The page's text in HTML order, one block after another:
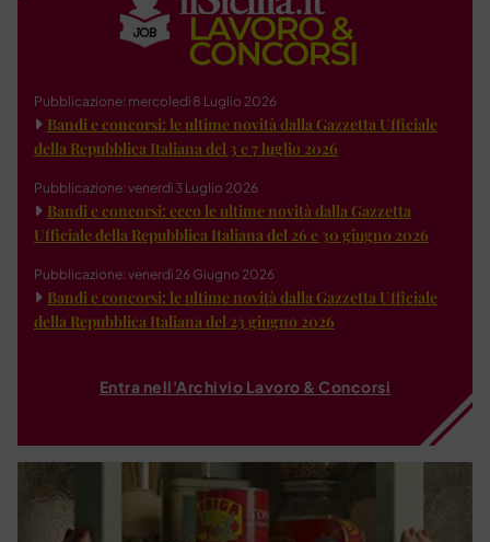
Pubblicazione: mercoledì 8 Luglio 2026
Bandi e concorsi: le ultime novità dalla Gazzetta Ufficiale
della Repubblica Italiana del 3 e 7 luglio 2026
Pubblicazione: venerdì 3 Luglio 2026
Bandi e concorsi: ecco le ultime novità dalla Gazzetta
Ufficiale della Repubblica Italiana del 26 e 30 giugno 2026
Pubblicazione: venerdì 26 Giugno 2026
Bandi e concorsi: le ultime novità dalla Gazzetta Ufficiale
della Repubblica Italiana del 23 giugno 2026
Entra nell'Archivio Lavoro & Concorsi